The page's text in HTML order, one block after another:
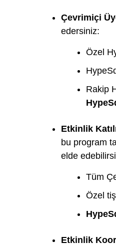
Çevrimiçi
edersiniz:
Özel
Rakip
Etkinlik
bu program
elde
Tüm
Özel
Etkinlik